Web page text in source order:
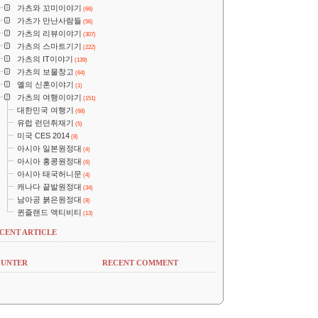
가츠와 꼬미이야기 (66)
가츠가 만난사람들 (56)
가츠의 리뷰이야기 (307)
가츠의 스마트기기 (222)
가츠의 IT이야기 (139)
가츠의 보물창고 (64)
옐의 신혼이야기 (1)
가츠의 여행이야기 (151)
대한민국 여행기 (68)
유럽 런던취재기 (5)
미국 CES 2014 (8)
아시아 일본원정대 (4)
아시아 홍콩원정대 (6)
아시아 태국허니문 (4)
캐나다 끝발원정대 (34)
남아공 붉은원정대 (8)
퀸즐랜드 액티비티 (13)
ARTICLE
RECENT COMMENT